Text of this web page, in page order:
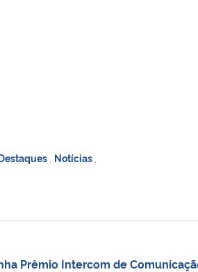
Notícias
Prêmio Intercom de